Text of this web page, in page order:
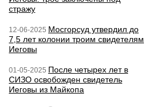
стражу
12-06-2025 Мосгорсуд утвердил до
7,5 лет колонии троим свидетелям
Иеговы
01-05-2025 После четырех лет в
СИЗО освобожден свидетель
Иеговы из Майкопа